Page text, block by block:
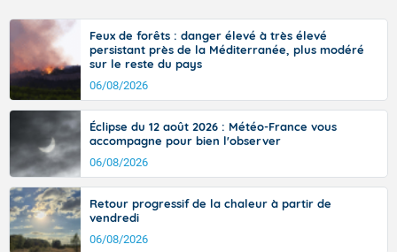
Feux de forêts : danger élevé à très élevé
persistant près de la Méditerranée, plus modéré
sur le reste du pays
06/08/2026
Éclipse du 12 août 2026 : Météo-France vous
accompagne pour bien l'observer
06/08/2026
Retour progressif de la chaleur à partir de
vendredi
06/08/2026